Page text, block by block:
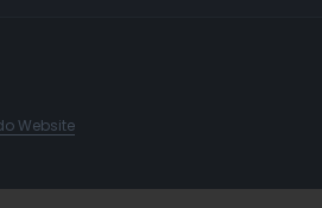
Website